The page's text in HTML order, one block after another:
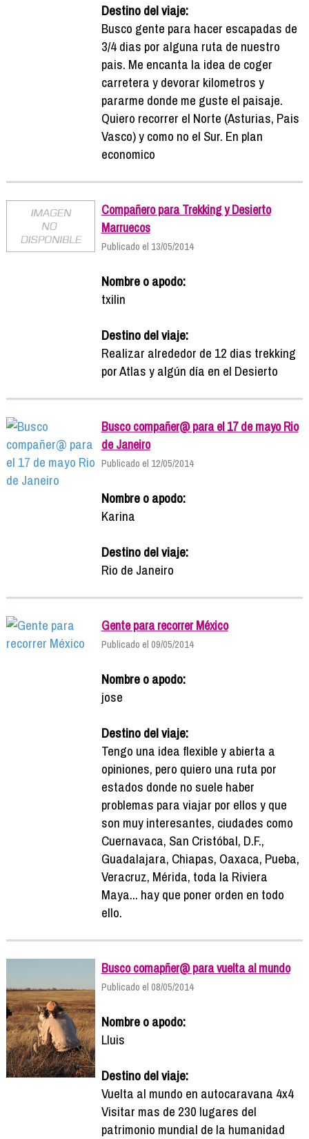
Destino del viaje:
Busco gente para hacer escapadas de
3/4 dias por alguna ruta de nuestro
pais. Me encanta la idea de coger
carretera y devorar kilometros y
pararme donde me guste el paisaje.
Quiero recorrer el Norte (Asturias, Pais
Vasco) y como no el Sur. En plan
economico
Compañero para Trekking y Desierto
Marruecos
Publicado el 13/05/2014
Nombre o apodo:
txilin
Destino del viaje:
Realizar alrededor de 12 dias trekking
por Atlas y algún día en el Desierto
Busco compañer@ para el 17 de mayo Rio
de Janeiro
Publicado el 12/05/2014
Nombre o apodo:
Karina
Destino del viaje:
Rio de Janeiro
Gente para recorrer México
Publicado el 09/05/2014
Nombre o apodo:
jose
Destino del viaje:
Tengo una idea flexible y abierta a
opiniones, pero quiero una ruta por
estados donde no suele haber
problemas para viajar por ellos y que
son muy interesantes, ciudades como
Cuernavaca, San Cristóbal, D.F.,
Guadalajara, Chiapas, Oaxaca, Pueba,
Veracruz, Mérida, toda la Riviera
Maya... hay que poner orden en todo
ello.
Busco comapñer@ para vuelta al mundo
Publicado el 08/05/2014
Nombre o apodo:
Lluis
Destino del viaje:
Vuelta al mundo en autocaravana 4x4
Visitar mas de 230 lugares del
patrimonio mundial de la humanidad